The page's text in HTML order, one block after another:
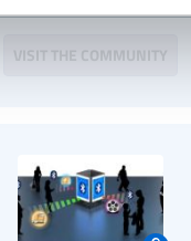
VISIT THE COMMUNITY